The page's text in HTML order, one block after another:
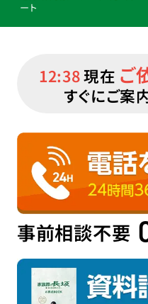
ート
12:38現在 ご
すぐにご案
事前相談不要